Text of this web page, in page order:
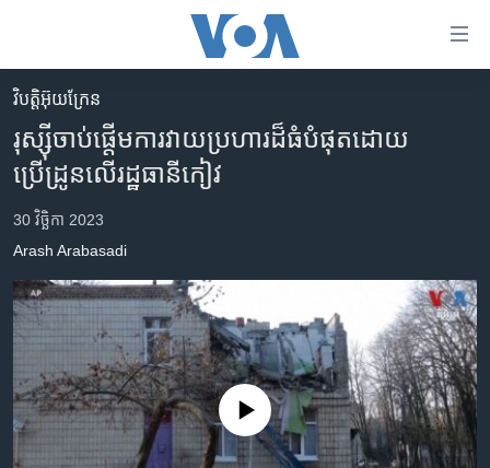
គេហទំព័រ​
ទាក់ទង
រំលង​
និង​
ទៅ​​
ទំព័រ​
ព័ត៌មាន​​
តែ​
ម្តង
និង​
ទៅ​
កម្ពុជា
អន្តរជាតិ
អាមេរិក
កម្ពុជាច្នៃប្រតិដ្ឋ
ព្រឹត្តិការណ៍ព័ត៌មាន
ទូរទស្សន៍ / វីដេអូ​
វិទ្យុ / ផតខាសថ៍
វិបត្តិអ៊ុយក្រែន
រុស្ស៊ីចាប់ផ្តើមការវាយប្រហារដ៏ធំបំផុតដោយ
ប្រើដ្រូនលើរដ្ឋធានីកៀវ
30 វិច្ឆិកា 2023
Arash Arabasadi
No media source currently available